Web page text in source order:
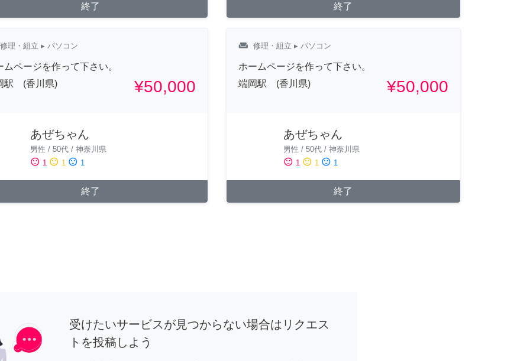
終了 終了
修理・組立 ▸ パソコン
ムページを作って下さい。
駅 (香川県)
¥50,000
あぜちゃん
男性 / 50代 / 神奈川県
sentiment_satisfied 1 sentiment_neutral 1 sentiment_dissatisfied 1
終了
weekend 修理・組立 ▸ パソコン
ホームページを作って下さい。
端岡駅 (香川県)
¥50,000
あぜちゃん
男性 / 50代/ 神奈川県
sentiment_satisfied 1 sentiment_neutral 1 sentiment_dissatisfied 1
終了
受けたいサービスが見つからない場合はリクエス
トを投稿しよう